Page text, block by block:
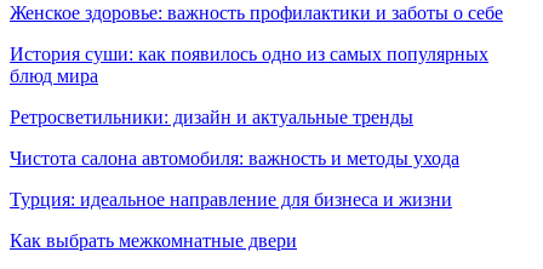
Женское здоровье: важность профилактики и заботы о себе
История суши: как появилось одно из самых популярных
блюд мира
Ретросветильники: дизайн и актуальные тренды
Чистота салона автомобиля: важность и методы ухода
Турция: идеальное направление для бизнеса и жизни
Как выбрать межкомнатные двери